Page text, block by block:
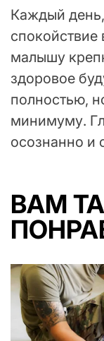
Каждый
спокойствие
малышу
здоровое
полностью,
минимуму.
осознанно и
ВАМ